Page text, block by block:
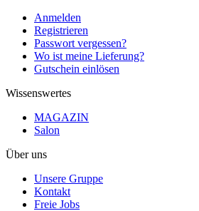
Anmelden
Registrieren
Passwort vergessen?
Wo ist meine Lieferung?
Gutschein einlösen
Wissenswertes
MAGAZIN
Salon
Über uns
Unsere Gruppe
Kontakt
Freie Jobs